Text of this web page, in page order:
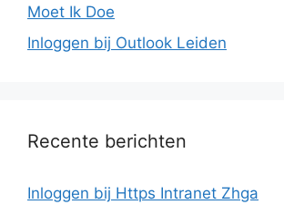
Moet Ik Doe
Inloggen bij Outlook Leiden
Recente berichten
Inloggen bij Https Intranet Zhga